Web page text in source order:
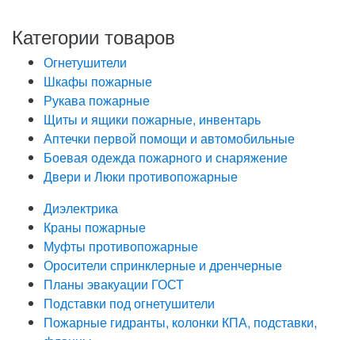
Категории товаров
Огнетушители
Шкафы пожарные
Рукава пожарные
Щиты и ящики пожарные, инвентарь
Аптечки первой помощи и автомобильные
Боевая одежда пожарного и снаряжение
Двери и Люки противопожарные
Диэлектрика
Краны пожарные
Муфты противопожарные
Оросители спринклерные и дренчерные
Планы эвакуации ГОСТ
Подставки под огнетушители
Пожарные гидранты, колонки КПА, подставки,